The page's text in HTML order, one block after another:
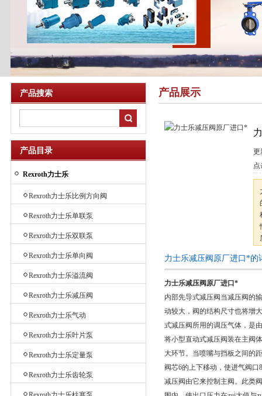
产品搜索
产品目录
Rexroth力士乐
Rexroth力士乐比例方向阀
Rexroth力士乐单联泵
Rexroth力士乐双联泵
Rexroth力士乐单向阀
Rexroth力士乐溢流阀
Rexroth力士乐减压阀
Rexroth力士乐气动
Rexroth力士乐叶片泵
Rexroth力士乐定量泵
Rexroth力士乐齿轮泵
产品展示
更
点
力士乐减压阀原厂进口*的
力士乐减压阀原厂进口*
内部先导式减压阀当减压阀的
动较大，阀的结构尺寸也将增
式减压阀所用的调压气体，是
将小型直动式减压阀装在主阀
大环节。当喷嘴与挡板之间的
阀芯6的上下移动，使进气阀
减压阀由它来控制主阀。此类